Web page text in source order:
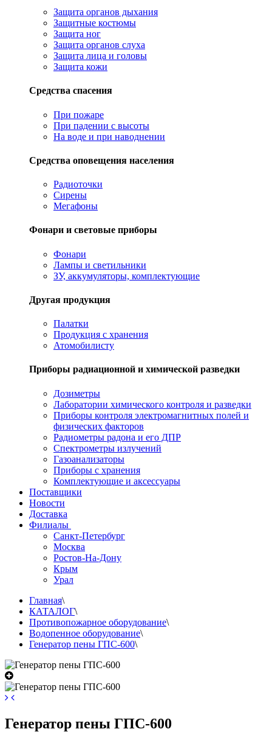
Защита органов дыхания
Защитные костюмы
Защита ног
Защита органов слуха
Защита лица и головы
Защита кожи
Средства спасения
При пожаре
При падении с высоты
На воде и при наводнении
Средства оповещения населения
Радиоточки
Сирены
Мегафоны
Фонари и световые приборы
Фонари
Лампы и светильники
ЗУ, аккумуляторы, комплектующие
Другая продукция
Палатки
Продукция с хранения
Атомобилисту
Приборы радиационной и химической разведки
Дозиметры
Лаборатории химического контроля и разведки
Приборы контроля электромагнитных полей и
физических факторов
Радиометры радона и его ДПР
Спектрометры излучений
Газоанализаторы
Приборы с хранения
Комплектующие и аксессуары
Поставщики
Новости
Доставка
Филиалы
Санкт-Петербург
Москва
Ростов-На-Дону
Крым
Урал
Главная\
КАТАЛОГ\
Противопожарное оборудование\
Водопенное оборудование\
Генератор пены ГПС-600\
Генератор пены ГПС-600